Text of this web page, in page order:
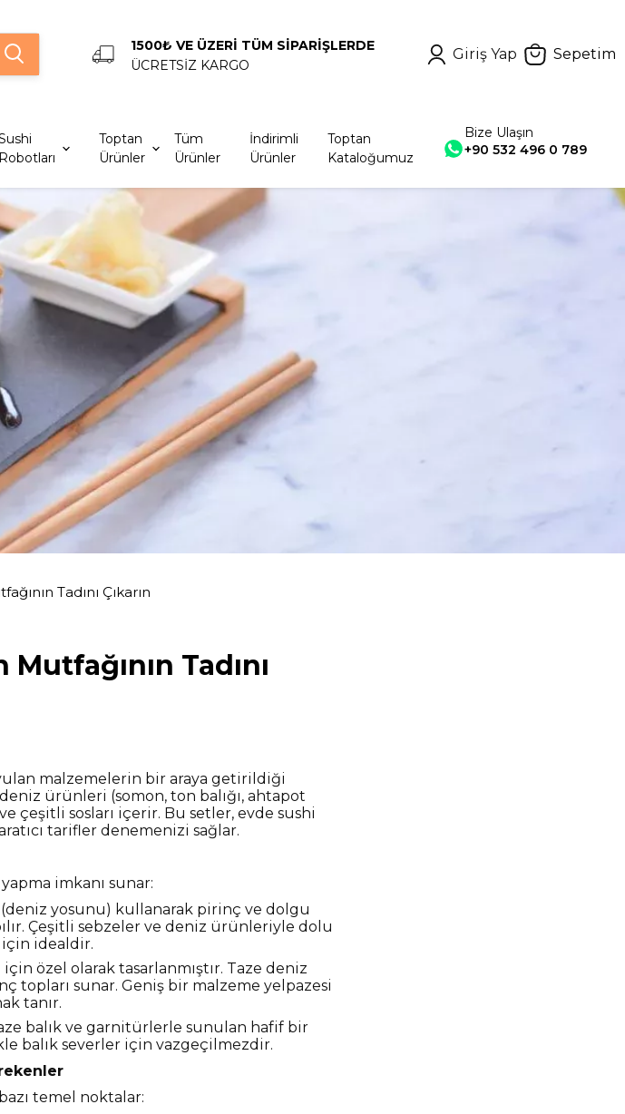
1500₺ VE ÜZERİ TÜM SİPARİŞLERDE
ÜCRETSİZ KARGO
Giriş Yap Sepetim
Robotları
Toptan
Ürünler
Tüm
Ürünler
İndirimli
Ürünler
Toptan
Kataloğumuz
Bize Ulaşın
+90 532 496 0 789
Tadını Çıkarın
Tadını
malzemelerin bir araya getirildiği
ürünleri (somon, ton balığı, ahtapot
çeşitli sosları içerir. Bu setler, evde sushi
tarifler denemenizi sağlar.
imkanı sunar:
yosunu) kullanarak pirinç ve dolgu
Çeşitli sebzeler ve deniz ürünleriyle dolu
idealdir.
özel olarak tasarlanmıştır. Taze deniz
sunar. Geniş bir malzeme yelpazesi
tanır.
balık ve garnitürlerle sunulan hafif bir
balık severler için vazgeçilmezdir.
temel noktalar: